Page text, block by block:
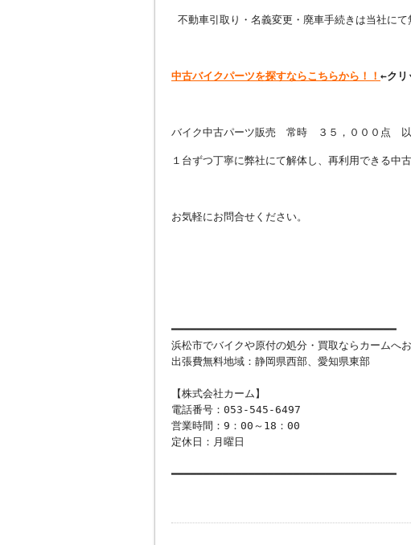
不動車引取り・名義変更・廃車手続きは当社にて
中古バイクパーツを探すならこちらから！！ ←クリ
バイク中古パーツ販売 常時 ３５，０００点 以
１台ずつ丁寧に弊社にて解体し、再利用できる中
お気軽にお問合せください。
━━━━━━━━━━━━━━━━━━━━━━━━━━━━━━━━━━━
浜松市でバイクや原付の処分・買取ならカームへお
出張費無料地域：静岡県西部、愛知県東部
【株式会社カーム】
電話番号：053-545-6497
営業時間：9：00～18：00
定休日：月曜日
━━━━━━━━━━━━━━━━━━━━━━━━━━━━━━━━━━━